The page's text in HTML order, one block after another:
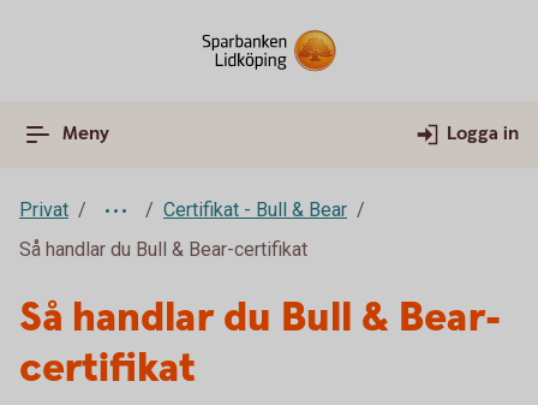
Meny Logga in
Privat
Certifikat - Bull & Bear
Så handlar du Bull & Bear-certifikat
Så handlar du Bull & Bear-
certifikat